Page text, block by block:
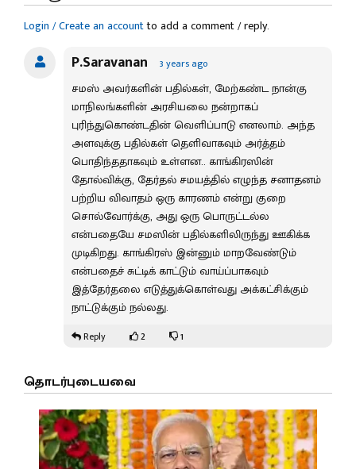
Login / Create an accountto add a comment / reply.
P.Saravanan 3 years ago
சமஸ் அவர்களின் பதில்கள், மேற்கண்ட நான்கு
மாநிலங்களின் அரசியலை நன்றாகப்
புரிந்துகொண்டதின் வெளிப்பாடு எனலாம். அந்த
அளவுக்கு பதில்கள் தெளிவாகவும் அர்த்தம்
பொதிந்ததாகவும் உள்ளன.. காங்கிரஸின்
தோல்விக்கு, தேர்தல் சமயத்தில் எழுந்த சனாதனம்
பற்றிய விவாதம் ஒரு காரணம் என்று குறை
சொல்வோர்க்கு, அது ஒரு பொருட்டல்ல
என்பதையே சமஸின் பதில்களிலிருந்து ஊகிக்க
முடிகிறது. காங்கிரஸ் இன்னும் மாறவேண்டும்
என்பதைச் சுட்டிக் காட்டும் வாய்ப்பாகவும்
இத்தேர்தலை எடுத்துக்கொள்வது அக்கட்சிக்கும்
நாட்டுக்கும் நல்லது.
Reply 2 1
தொடர்புடையவை